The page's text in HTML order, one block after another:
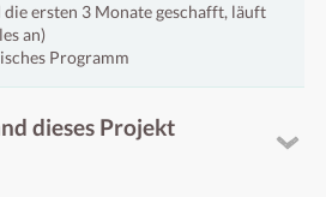
ersten 3 Monate geschafft, läuft
an)
Programm
dieses Projekt